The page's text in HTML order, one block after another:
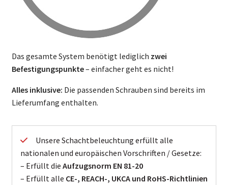
Das gesamte System benötigt lediglich zwei
Befestigungspunkte– einfacher geht es nicht!
Alles inklusive: Die passenden Schrauben sind bereits im
Lieferumfang enthalten.
Unsere Schachtbeleuchtung erfüllt alle
nationalen und europäischen Vorschriften / Gesetze:
– Erfüllt die Aufzugsnorm EN 81-20
– Erfüllt alle CE-, REACH-, UKCA und RoHS-Richtlinien